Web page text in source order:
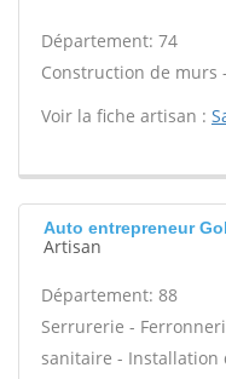
Département: 74
Construction de murs -
Voir la fiche artisan :
Auto entrepreneur
Artisan
Département: 88
Serrurerie -
sanitaire - Installation